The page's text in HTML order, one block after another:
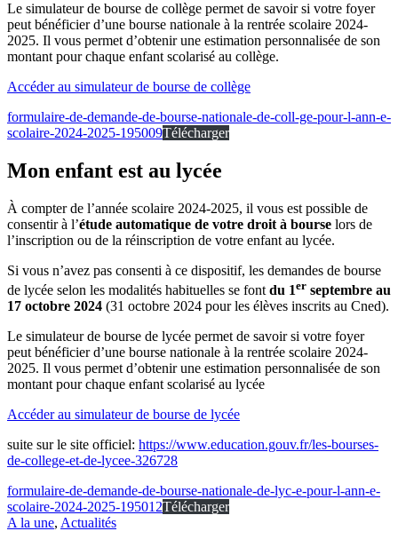
Le simulateur de bourse de collège permet de savoir si votre foyer
peut bénéficier d’une bourse nationale à la rentrée scolaire 2024-
2025. Il vous permet d’obtenir une estimation personnalisée de son
montant pour chaque enfant scolarisé au collège.
Accéder au simulateur de bourse de collège
formulaire-de-demande-de-bourse-nationale-de-coll-ge-pour-l-ann-e-
scolaire-2024-2025-195009Télécharger
Mon enfant est au lycée
À compter de l’année scolaire 2024-2025, il vous est possible de
consentir à l’étude automatique de votre droit à bourse lors de
l’inscription ou de la réinscription de votre enfant au lycée.
Si vous n’avez pas consenti à ce dispositif, les demandes de bourse
de lycée selon les modalités habituelles se font du 1er septembre au
17 octobre 2024 (31 octobre 2024 pour les élèves inscrits au Cned).
Le simulateur de bourse de lycée permet de savoir si votre foyer
peut bénéficier d’une bourse nationale à la rentrée scolaire 2024-
2025. Il vous permet d’obtenir une estimation personnalisée de son
montant pour chaque enfant scolarisé au lycée
Accéder au simulateur de bourse de lycée
suite sur le site officiel: https://www.education.gouv.fr/les-bourses-
de-college-et-de-lycee-326728
formulaire-de-demande-de-bourse-nationale-de-lyc-e-pour-l-ann-e-
scolaire-2024-2025-195012Télécharger
A la une, Actualités